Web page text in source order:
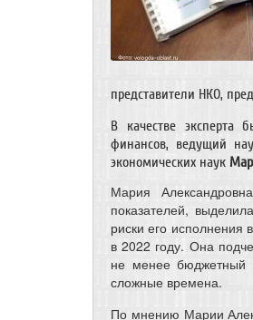
представители НКО,
В качестве эксперта
финансов, ведущий
экономических наук
Мария
показателей,
риски его исполнения
в 2022 году. Она
не менее бюджетный
сложные времена.
По мнению Марии